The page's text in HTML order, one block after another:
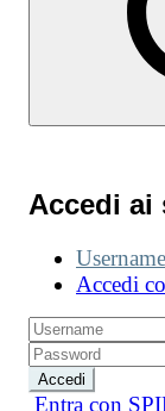
Accedi ai
Username
Accedi
Accedi
Entra con